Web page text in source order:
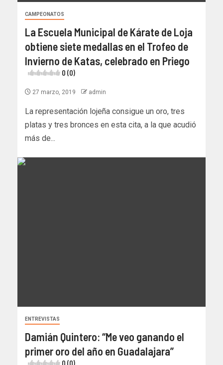
CAMPEONATOS
La Escuela Municipal de Kárate de Loja
obtiene siete medallas en el Trofeo de
Invierno de Katas, celebrado en Priego
0 (0)
27 marzo, 2019 admin
La representación lojeña consigue un oro, tres
platas y tres bronces en esta cita, a la que acudió
más de...
ENTREVISTAS
Damián Quintero: “Me veo ganando el
primer oro del año en Guadalajara”